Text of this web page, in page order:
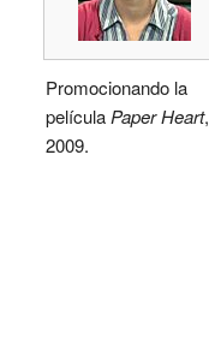
Promocionando la
películaPaper Heart,
2009.